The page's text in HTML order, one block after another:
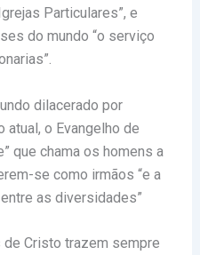
Particulares”, e
do mundo “o serviço
dilacerado por
o Evangelho de
que chama os homens a
se como irmãos “e a
as diversidades”
Cristo trazem sempre